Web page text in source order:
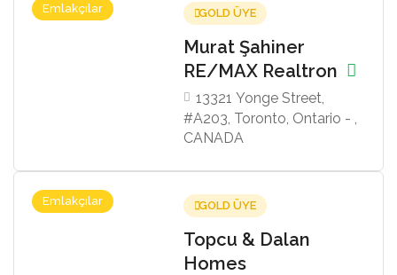
Emlakçılar GOLD ÜYE
Murat Şahiner
RE/MAX Realtron
13321 Yonge Street,
#A203, Toronto, Ontario - ,
CANADA
Emlakçılar GOLD ÜYE
Topcu & Dalan
Homes